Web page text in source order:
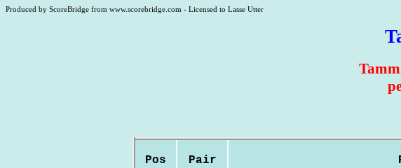
Produced by ScoreBridge from www.scorebridge.com - Licensed to Lasse Utter
Pos Pair